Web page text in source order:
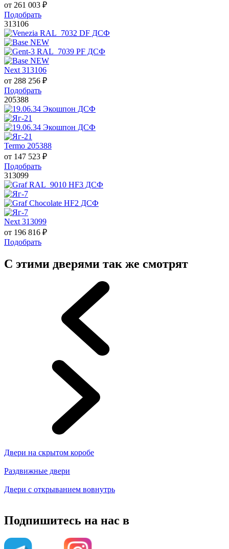
от 261 003 ₽
Подобрать
313106
Next 313106
от 288 256 ₽
Подобрать
205388
Termo 205388
от 147 523 ₽
Подобрать
313099
Next 313099
от 196 816 ₽
Подобрать
С этими дверями так же смотрят
Двери на скрытом коробе
Раздвижные двери
Двери с открыванием вовнутрь
Подпишитесь на нас в